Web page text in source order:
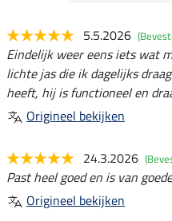
5.5.2026
Eindelijk weer eens iets wat
lichte jas die ik dagelijks
heeft, hij is functioneel en
Origineel bekijken
24.3.2026
Past heel goed en is van
Origineel bekijken